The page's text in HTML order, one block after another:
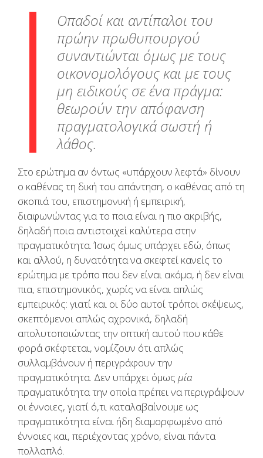
Οπαδοί και αντίπαλοι του
πρώην πρωθυπουργού
συναντιώνται όμως με τους
οικονομολόγους και με τους
μη ειδικούς σε ένα πράγμα:
θεωρούν την απόφανση
πραγματολογικά σωστή ή
λάθος.
Στο ερώτημα αν όντως «υπάρχουν λεφτά» δίνουν
ο καθένας τη δική του απάντηση, ο καθένας από τη
σκοπιά του, επιστημονική ή εμπειρική,
διαφωνώντας για το ποια είναι η πιο ακριβής,
δηλαδή ποια αντιστοιχεί καλύτερα στην
πραγματικότητα. Ίσως όμως υπάρχει εδώ, όπως
και αλλού, η δυνατότητα να σκεφτεί κανείς το
ερώτημα με τρόπο που δεν είναι ακόμα, ή δεν είναι
πια, επιστημονικός, χωρίς να είναι απλώς
εμπειρικός: γιατί και οι δύο αυτοί τρόποι σκέψεως,
σκεπτόμενοι απλώς αχρονικά, δηλαδή
απολυτοποιώντας την οπτική αυτού που κάθε
φορά σκέφτεται, νομίζουν ότι απλώς
συλλαμβάνουν ή περιγράφουν την
πραγματικότητα. Δεν υπάρχει όμως μία
πραγματικότητα την οποία πρέπει να περιγράψουν
οι έννοιες, γιατί ό,τι καταλαβαίνουμε ως
πραγματικότητα είναι ήδη διαμορφωμένο από
έννοιες και, περιέχοντας χρόνο, είναι πάντα
πολλαπλό.